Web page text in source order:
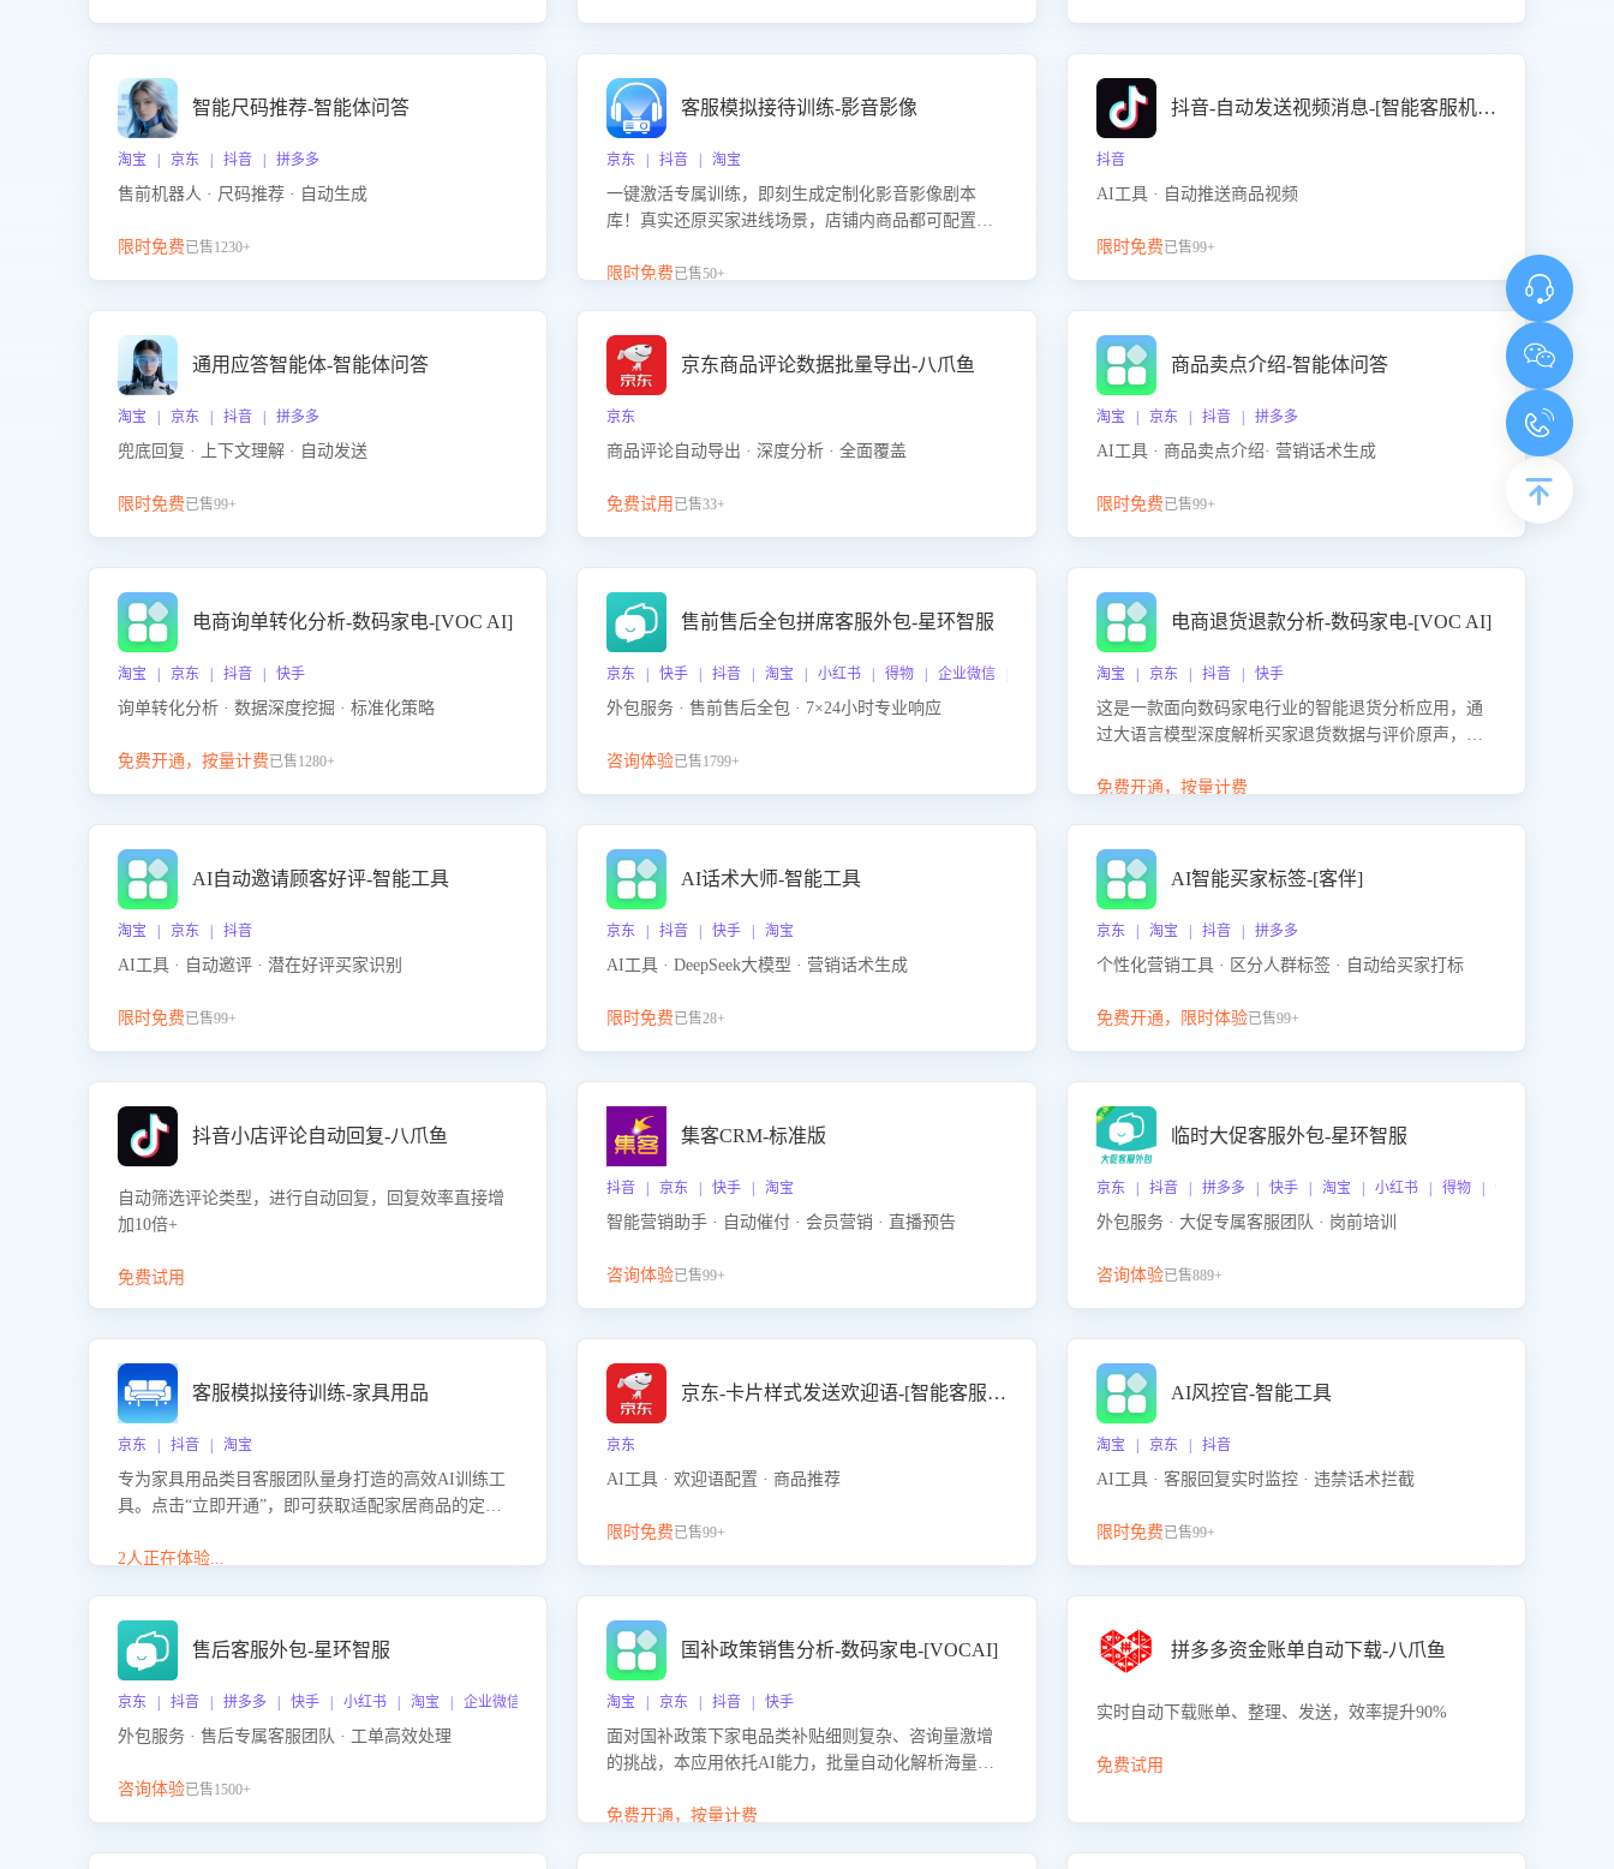
智能尺码推荐-智能体问答
淘宝 | 京东 | 抖音 | 拼多多
售前机器人 · 尺码推荐 · 自动生成
限时免费已售1230+
客服模拟接待训练-影音影像
京东 | 抖音 | 淘宝
一键激活专属训练，即刻生成定制化影音影像剧本
库！真实还原买家进线场景，店铺内商品都可配置到
升客服售前转化率。点击 “立即开通”，快速获取影音
限时免费已售50+
抖音-自动发送视频消息-[智能客服机器人]
抖音
AI工具 · 自动推送商品视频
限时免费已售99+
通用应答智能体-智能体问答
淘宝 | 京东 | 抖音 | 拼多多
兜底回复 · 上下文理解 · 自动发送
限时免费已售99+
京东商品评论数据批量导出-八爪鱼
京东
商品评论自动导出 · 深度分析 · 全面覆盖
免费试用 已售33+
商品卖点介绍-智能体问答
淘宝 | 京东 | 抖音 | 拼多多
AI工具 · 商品卖点介绍· 营销话术生成
限时免费已售99+
电商询单转化分析-数码家电-[VOC AI]
淘宝 | 京东 | 抖音 | 快手
询单转化分析 · 数据深度挖掘 · 标准化策略
免费开通，按量计费已售1280+
售前售后全包拼席客服外包-星环智服
京东 | 快手 | 抖音 | 淘宝 | 小红书 | 得物 | 企业微信 | 跨平台
外包服务 · 售前售后全包 · 7×24小时专业响应
咨询体验已售1799+
电商退货退款分析-数码家电-[VOC AI]
淘宝 | 京东 | 抖音 | 快手
这是一款面向数码家电行业的智能退货分析应用，通
过大语言模型深度解析买家退货数据与评价原声，精
因，并输出可落地的改进建议，通过挖掘用户痛点驱
免费开通，按量计费
AI自动邀请顾客好评-智能工具
淘宝 | 京东 | 抖音
AI工具 · 自动邀评 · 潜在好评买家识别
限时免费已售99+
AI话术大师-智能工具
京东 | 抖音 | 快手 | 淘宝
AI工具 · DeepSeek大模型 · 营销话术生成
限时免费已售28+
AI智能买家标签-[客伴]
京东 | 淘宝 | 抖音 | 拼多多
个性化营销工具 · 区分人群标签 · 自动给买家打标
免费开通，限时体验已售99+
抖音小店评论自动回复-八爪鱼
自动筛选评论类型，进行自动回复，回复效率直接增
加10倍+
免费试用
集客CRM-标准版
抖音 | 京东 | 快手 | 淘宝
智能营销助手 · 自动催付 · 会员营销 · 直播预告
咨询体验已售99+
临时大促客服外包-星环智服
京东 | 抖音 | 拼多多 | 快手 | 淘宝 | 小红书 | 得物 | 企业微信
外包服务 · 大促专属客服团队 · 岗前培训
咨询体验已售889+
客服模拟接待训练-家具用品
京东 | 抖音 | 淘宝
专为家具用品类目客服团队量身打造的高效AI训练工
具。点击“立即开通”，即可获取适配家居商品的定制
客服在家具用品功能、尺寸参数咨询等高频场景下的
2人正在体验...
京东-卡片样式发送欢迎语-[智能客服机器人]
京东
AI工具 · 欢迎语配置 · 商品推荐
限时免费已售99+
AI风控官-智能工具
淘宝 | 京东 | 抖音
AI工具 · 客服回复实时监控 · 违禁话术拦截
限时免费已售99+
售后客服外包-星环智服
京东 | 抖音 | 拼多多 | 快手 | 小红书 | 淘宝 | 企业微信
外包服务 · 售后专属客服团队 · 工单高效处理
咨询体验已售1500+
国补政策销售分析-数码家电-[VOCAI]
淘宝 | 京东 | 抖音 | 快手
面对国补政策下家电品类补贴细则复杂、咨询量激增
的挑战，本应用依托AI能力，批量自动化解析海量客
政策的关注焦点与购买意向，深度洞察决策动因。同
免费开通，按量计费
拼多多资金账单自动下载-八爪鱼
实时自动下载账单、整理、发送，效率提升90%
免费试用